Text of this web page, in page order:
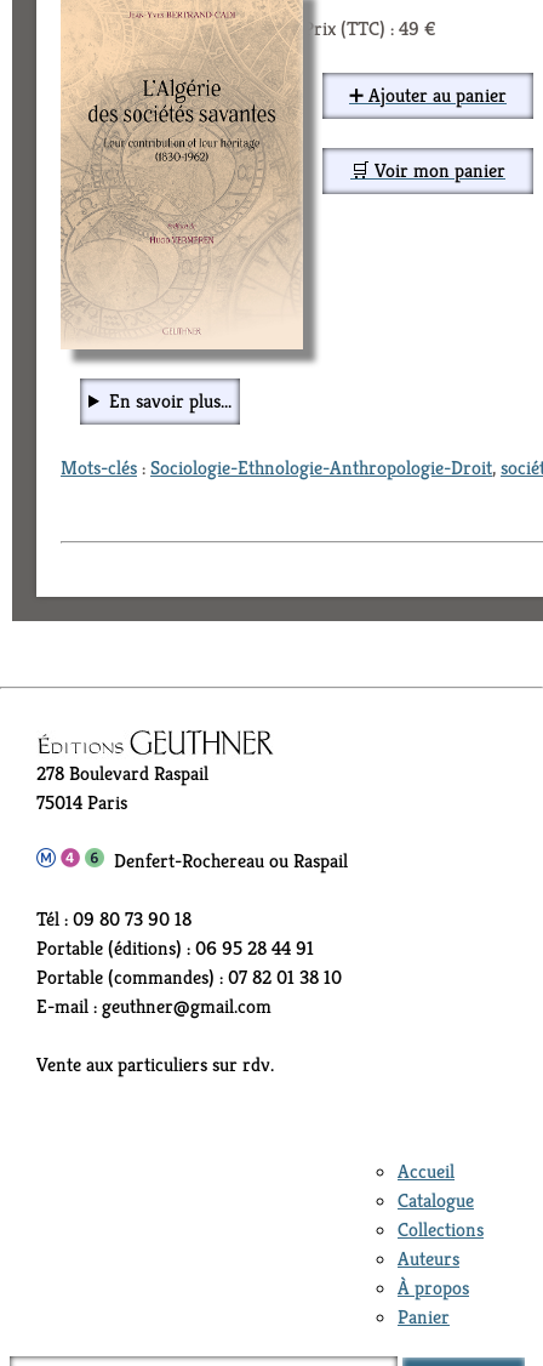
Prix (TTC) : 49 €
➕ Ajouter au panier
🛒 Voir mon panier
En savoir plus...
Mots-clés:Sociologie-Ethnologie-Anthropologie-Droit,
278 Boulevard Raspail
75014 Paris
Denfert-Rochereau ou Raspail
Tél : 09 80 73 90 18
Portable (éditions) : 06 95 28 44 91
Portable (commandes) : 07 82 01 38 10
E-mail : geuthner@gmail.com
Vente aux particuliers sur rdv.
Accueil
Catalogue
Collections
Auteurs
À propos
Panier